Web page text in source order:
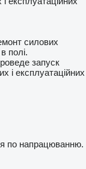
силових
полі.
запуск
і експлуатаційних
по напрацюванню.